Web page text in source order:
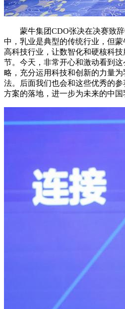
蒙牛集团CDO张决在决赛致辞
中，乳业是典型的传统行业，但
高科技行业，让数智化和硬核科
节。今天，非常开心和激动看到
略，充分运用科技和创新的力量
法。后面我们也会和这些优秀的
方案的落地，进一步为未来的中